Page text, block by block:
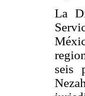
La
seis